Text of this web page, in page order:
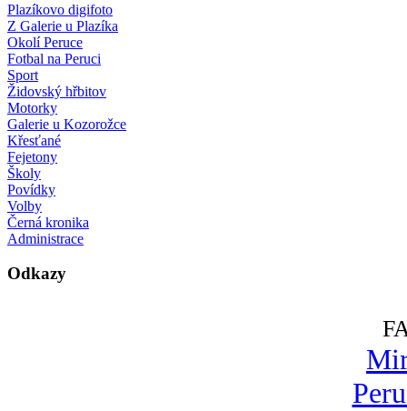
Plazíkovo digifoto
Z Galerie u Plazíka
Okolí Peruce
Fotbal na Peruci
Sport
Židovský hřbitov
Motorky
Galerie u Kozorožce
Křesťané
Fejetony
Školy
Povídky
Volby
Černá kronika
Administrace
Odkazy